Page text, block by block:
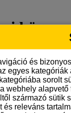
bögre
Design
bogre-6
és
egyes
sorolt
webhely alapvető
származó sütik
és releváns